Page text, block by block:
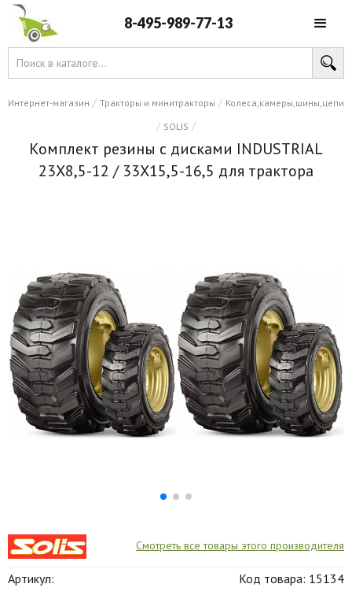
8-495-989-77-13
Интернет-магазин / Тракторы и минитракторы / Колеса,камеры,шины,цепи
/ SOLIS /
Комплект резины с дисками INDUSTRIAL
23X8,5-12 / 33X15,5-16,5 для трактора
Смотреть все товары этого производителя
Артикул: Код товара: 15134